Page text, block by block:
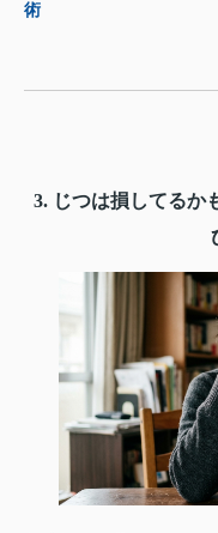
術
3. じつは損してるか